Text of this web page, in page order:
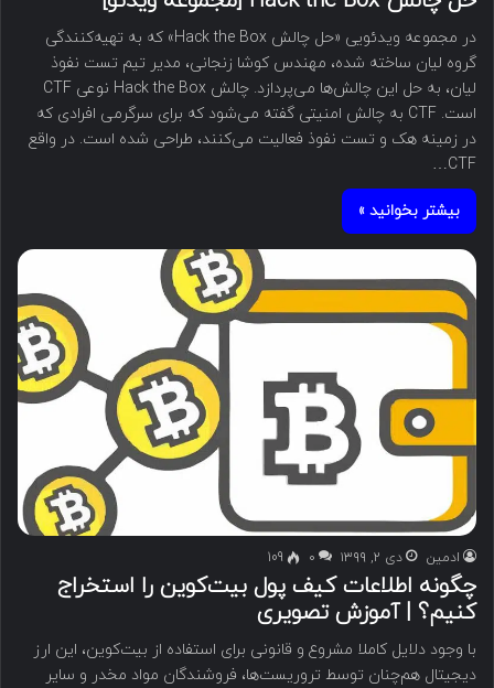
در مجموعه ویدئویی «حل چالش Hack the Box» که به تهیه‌کنندگی
گروه لیان ساخته شده، مهندس کوشا زنجانی، مدیر تیم تست نفوذ
لیان، به حل این چالش‌ها می‌پردازد. چالش Hack the Box نوعی CTF
است. CTF به چالش امنیتی گفته می‌شود که برای سرگرمی افرادی که
در زمینه هک و تست نفوذ فعالیت می‌کنند، طراحی شده است. در واقع
CTF…
بیشتر بخوانید »
ادمین دی ۲, ۱۳۹۹ ۰ 109
چگونه اطلاعات کیف پول بیت‌کوین را استخراج
کنیم؟ | آموزش تصویری
با وجود دلایل کاملا مشروع و قانونی برای استفاده از بیت‌کوین، این ارز
دیجیتال هم‌چنان توسط تروریست‌ها، فروشندگان مواد مخدر و سایر